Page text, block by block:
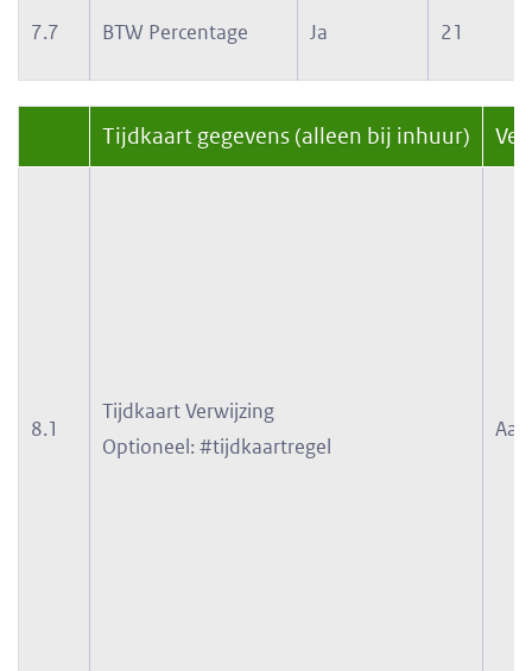
7.7 BTW Percentage Ja 21
Tijdkaart gegevens (alleen bij inhuur)
8.1
Tijdkaart Verwijzing
Optioneel: #tijdkaartregel